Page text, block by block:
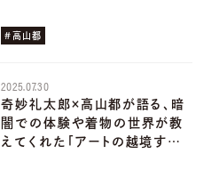
#高山都
2025.07.30
奇妙礼太郎×高山都が語る、暗
闇での体験や着物の世界が教
えてくれた「アートの越境す…